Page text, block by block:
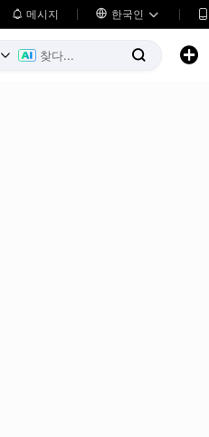
 메시지  한국인  
  